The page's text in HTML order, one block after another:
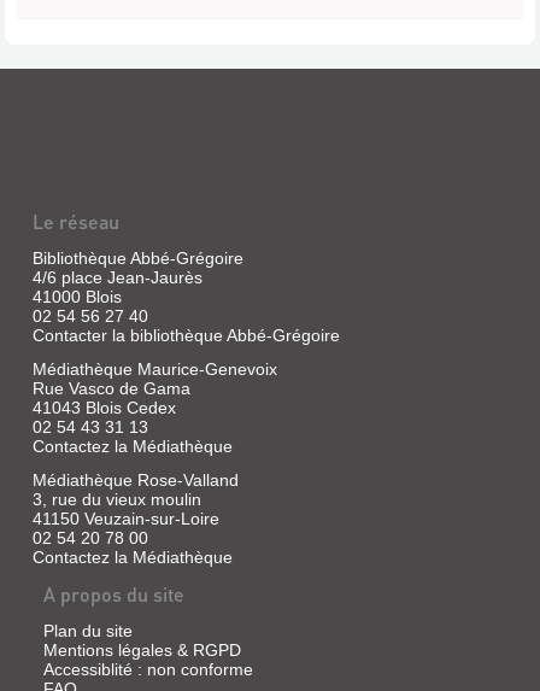
Le réseau
Bibliothèque Abbé-Grégoire
4/6 place Jean-Jaurès
41000 Blois
02 54 56 27 40
Contacter la bibliothèque Abbé-Grégoire
Médiathèque Maurice-Genevoix
Rue Vasco de Gama
41043 Blois Cedex
02 54 43 31 13
Contactez la Médiathèque
Médiathèque Rose-Valland
3, rue du vieux moulin
41150 Veuzain-sur-Loire
02 54 20 78 00
Contactez la Médiathèque
A propos du site
Plan du site
Mentions légales & RGPD
Accessiblité : non conforme